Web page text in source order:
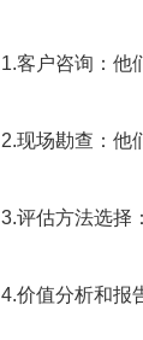
1.客户咨询：他
2.现场勘查：他
3.评估方法选择
4.价值分析和报